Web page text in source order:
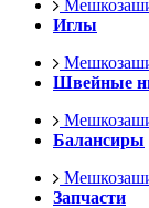
Иглы
Швейные
Балансиры
Запчасти